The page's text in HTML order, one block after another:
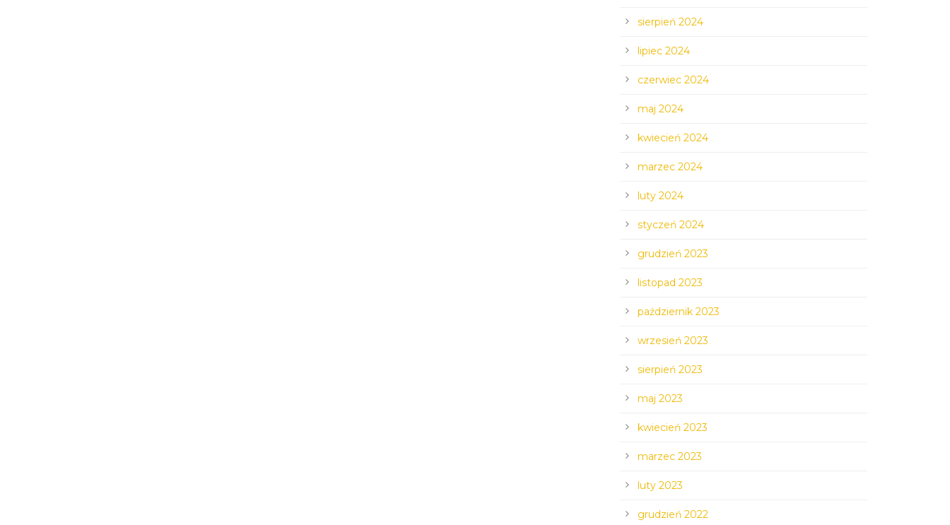
sierpień 2024
lipiec 2024
czerwiec 2024
maj 2024
kwiecień 2024
marzec 2024
luty 2024
styczeń 2024
grudzień 2023
listopad 2023
październik 2023
wrzesień 2023
sierpień 2023
maj 2023
kwiecień 2023
marzec 2023
luty 2023
grudzień 2022